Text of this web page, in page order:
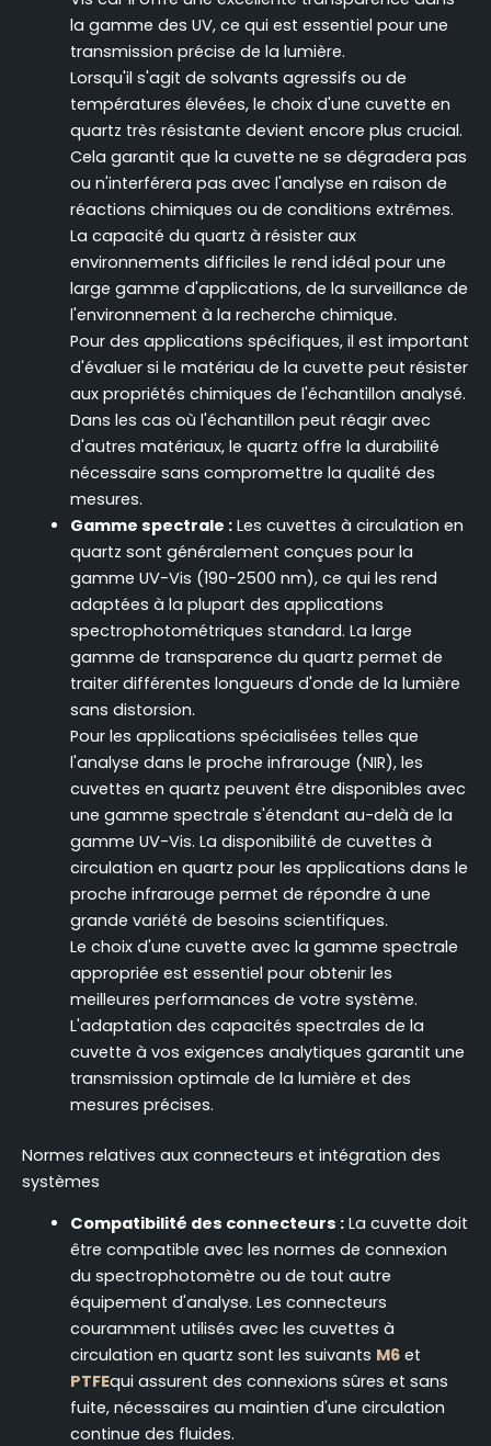
la gamme des UV, ce qui est essentiel pour une
transmission précise de la lumière.
Lorsqu'il s'agit de solvants agressifs ou de
températures élevées, le choix d'une cuvette en
quartz très résistante devient encore plus crucial.
Cela garantit que la cuvette ne se dégradera pas
ou n'interférera pas avec l'analyse en raison de
réactions chimiques ou de conditions extrêmes.
La capacité du quartz à résister aux
environnements difficiles le rend idéal pour une
large gamme d'applications, de la surveillance de
l'environnement à la recherche chimique.
Pour des applications spécifiques, il est important
d'évaluer si le matériau de la cuvette peut résister
aux propriétés chimiques de l'échantillon analysé.
Dans les cas où l'échantillon peut réagir avec
d'autres matériaux, le quartz offre la durabilité
nécessaire sans compromettre la qualité des
mesures.
Gamme spectrale :Les cuvettes à circulation en
quartz sont généralement conçues pour la
gamme UV-Vis (190-2500 nm), ce qui les rend
adaptées à la plupart des applications
spectrophotométriques standard. La large
gamme de transparence du quartz permet de
traiter différentes longueurs d'onde de la lumière
sans distorsion.
Pour les applications spécialisées telles que
l'analyse dans le proche infrarouge (NIR), les
cuvettes en quartz peuvent être disponibles avec
une gamme spectrale s'étendant au-delà de la
gamme UV-Vis. La disponibilité de cuvettes à
circulation en quartz pour les applications dans le
proche infrarouge permet de répondre à une
grande variété de besoins scientifiques.
Le choix d'une cuvette avec la gamme spectrale
appropriée est essentiel pour obtenir les
meilleures performances de votre système.
L'adaptation des capacités spectrales de la
cuvette à vos exigences analytiques garantit une
transmission optimale de la lumière et des
mesures précises.
Normes relatives aux connecteurs et intégration des
systèmes
Compatibilité des connecteurs :La cuvette doit
être compatible avec les normes de connexion
du spectrophotomètre ou de tout autre
équipement d'analyse. Les connecteurs
couramment utilisés avec les cuvettes à
circulation en quartz sont les suivants M6et
PTFEqui assurent des connexions sûres et sans
fuite, nécessaires au maintien d'une circulation
continue des fluides.